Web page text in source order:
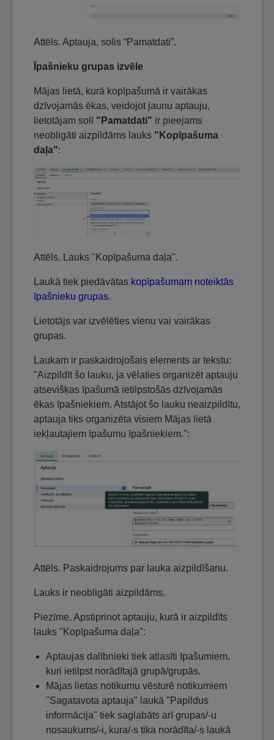
Attēls. Aptauja, solis “Pamatdati”.
Īpašnieku grupas izvēle
Mājas lietā, kurā kopīpašumā ir vairākas
dzīvojamās ēkas, veidojot jaunu aptauju,
lietotājam solī "Pamatdati" ir pieejams
neobligāti aizpildāms lauks "Kopīpašuma
daļa":
Attēls. Lauks "Kopīpašuma daļa".
Laukā tiek piedāvātas kopīpašumam noteiktās
īpašnieku grupas.
Lietotājs var izvēlēties vienu vai vairākas
grupas.
Laukam ir paskaidrojošais elements ar tekstu:
"Aizpildīt šo lauku, ja vēlaties organizēt aptauju
atsevišķas īpašumā ietilpstošās dzīvojamās
ēkas īpašniekiem. Atstājot šo lauku neaizpildītu,
aptauja tiks organizēta visiem Mājas lietā
iekļautajiem īpašumu īpašniekiem.":
Attēls. Paskaidrojums par lauka aizpildīšanu.
Lauks ir neobligāti aizpildāms.
Piezīme. Apstiprinot aptauju, kurā ir aizpildīts
lauks "Kopīpašuma daļa":
Aptaujas dalībnieki tiek atlasīti īpašumiem,
kuri ietilpst norādītajā grupā/grupās.
Mājas lietas notikumu vēsturē notikumiem
"Sagatavota aptauja" laukā "Papildus
informācija" tiek saglabāts arī grupas/-u
nosaukums/-i, kura/-s tika norādīta/-s laukā